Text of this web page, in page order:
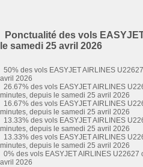
Ponctualité des vols
le samedi 25 avril 2026
50% des vols EASYJET AIRLINES
avril 2026
26.67% des vols EASYJET AIRLINES
minutes, depuis le samedi 25 avril 2026
16.67% des vols EASYJET AIRLINES
minutes, depuis le samedi 25 avril 2026
13.33% des vols EASYJET AIRLINES
minutes, depuis le samedi 25 avril 2026
13.33% des vols EASYJET AIRLINES
minutes, depuis le samedi 25 avril 2026
0% des vols EASYJET AIRLINES
avril 2026